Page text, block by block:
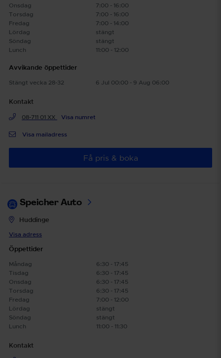
Onsdag
7:00 - 16:00
Torsdag
7:00 - 16:00
Fredag
7:00 - 14:00
Lördag
stängt
Söndag
stängt
Lunch
11:00 - 12:00
Avvikande öppettider
Stängt vecka 28-32 6 Jul 00:00 - 9 Aug 06:00
Kontakt
08-711 01 XX Visa numret
Visa mailadress
Få pris & boka
Speicher Auto
Huddinge
Visa adress
Öppettider
Måndag
6:30 - 17:45
Tisdag
6:30 - 17:45
Onsdag
6:30 - 17:45
Torsdag
6:30 - 17:45
Fredag
7:00 - 12:00
Lördag
stängt
Söndag
stängt
Lunch
11:00 - 11:30
Kontakt